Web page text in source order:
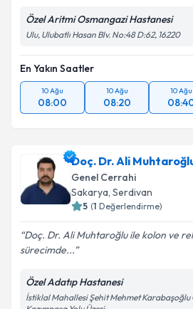
kapsamda işlenmesini
Özel Aritmi Osmangazi Hastanesi
Ulu, Ulubatlı Hasan Blv. No:48 D:62, 16220
En Yakın Saatler
10 Ağu
08:00
10 Ağu
08:20
10 Ağu
Doç. Dr. Ali
Genel Cerrahi
Sakarya, Serdivan
5 (1 Değerlendirme)
Doç. Dr. Ali Muhtaroğlu ile kolon ve
sürecimde...
Özel Adatıp Hastanesi
İstiklal Mahallesi Şehit Mehmet Karabaşoğlu